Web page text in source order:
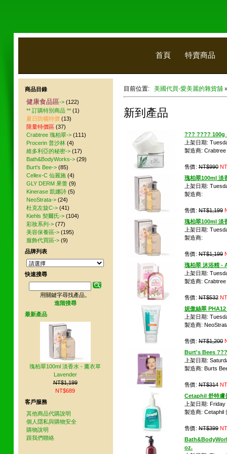
首頁 特賣商品
目前位置: 美國代買-愛美麗的雜貨舖
新到產品
??? ???? 100g
上架日期:
製造商:
售價: NT$990
瑰柏翠100ml 淡
上架日期:
製造商:
售價: NT$1,199
瑰柏翠100ml 淡
上架日期:
製造商:
售價: NT$1,199
瑰柏翠 沐浴精 -
上架日期:
製造商:
售價: NT$532
妮傲絲翠
上架日期:
製造商:
售價: NT$1,200
Burt's Bees
上架日期:
製造商: Burts
售價: NT$314
Cetaphil 舒特膚
上架日期:
製造商: Cetaphil
售價: NT$399
oz.
商品目錄
健康食品區-> (122)
** 訂購特別商品 ** (1)
夏日防曬特價 (13)
限量特價區 (37)
Crabtree 瑰柏翠-> (111)
Procerin 普沙林 (4)
維多利亞的秘密-> (17)
Bath&BodyWorks-> (29)
Burt's Bee-> (85)
Cellex-C 仙麗施 (4)
GLY DERM 果蕾 (9)
Kinerase 凱娜詩 (5)
NeoStrata-> (24)
杜克左旋C-> (41)
Kiehls 契爾氏-> (104)
彩妝系列-> (77)
美容保養區-> (195)
服飾代買區-> (9)
品牌列表
快速搜尋
用關鍵字尋找產品。
進階搜尋
最新產品
瑰柏翠100ml 淡香水 - 薰衣草
Lavender
NT$1,199
NT$689
客戶服務
其他商品代購說明
個人隱私與購物安全
購物說明
跟我們聯絡